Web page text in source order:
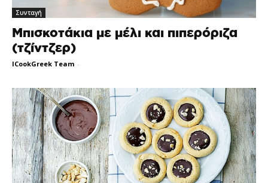
Συνταγή
Μπισκοτάκια με μέλι και πιπερόριζα
(τζίντζερ)
ICookGreek Team -